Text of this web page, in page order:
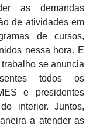
as demandas
de atividades em
de cursos,
nessa hora. E
se anuncia
todos os
e presidentes
interior. Juntos,
a atender as